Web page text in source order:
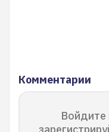
Комментарии
Войдите